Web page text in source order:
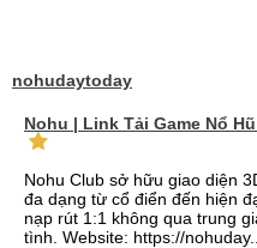
nohudaytoday
Nohu | Link Tải Game Nổ
Nohu Club sở hữu giao diện
đa dạng từ cổ điển đến hiện
nạp rút 1:1 không qua trung
tình. Website: https://nohuday...